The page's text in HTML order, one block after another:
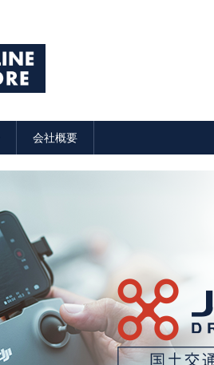
会社概要